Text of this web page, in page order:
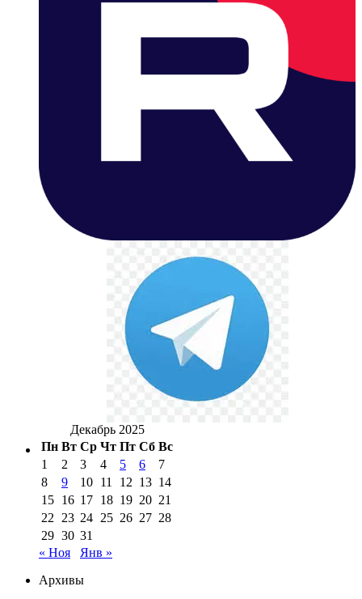
Декабрь 2025
Пн Вт Ср Чт Пт Сб Вс
1
2 3 4 5 6
7
8
9 10 11 12 13 14
15 16 17 18 19 20 21
22 23 24 25 26 27 28
29 30 31
« Ноя
Янв »
Архивы